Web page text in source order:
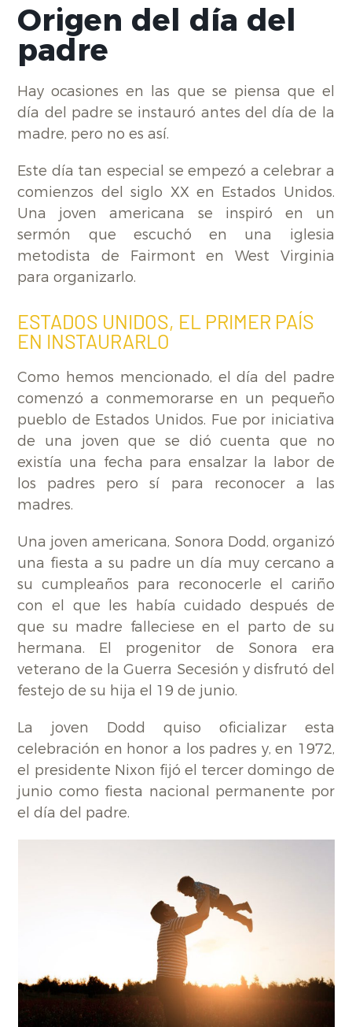
Origen del día del
padre
Hay ocasiones en las que se piensa que el
día del padre se instauró antes del día de la
madre, pero no es así.
Este día tan especial se empezó a celebrar a
comienzos del siglo XX en Estados Unidos.
Una joven americana se inspiró en un
sermón que escuchó en una iglesia
metodista de Fairmont en West Virginia
para organizarlo.
ESTADOS UNIDOS, EL PRIMER PAÍS
EN INSTAURARLO
Como hemos mencionado, el día del padre
comenzó a conmemorarse en un pequeño
pueblo de Estados Unidos. Fue por iniciativa
de una joven que se dió cuenta que no
existía una fecha para ensalzar la labor de
los padres pero sí para reconocer a las
madres.
Una joven americana, Sonora Dodd, organizó
una fiesta a su padre un día muy cercano a
su cumpleaños para reconocerle el cariño
con el que les había cuidado después de
que su madre falleciese en el parto de su
hermana. El progenitor de Sonora era
veterano de la Guerra Secesión y disfrutó del
festejo de su hija el 19 de junio.
La joven Dodd quiso oficializar esta
celebración en honor a los padres y, en 1972,
el presidente Nixon fijó el tercer domingo de
junio como fiesta nacional permanente por
el día del padre.